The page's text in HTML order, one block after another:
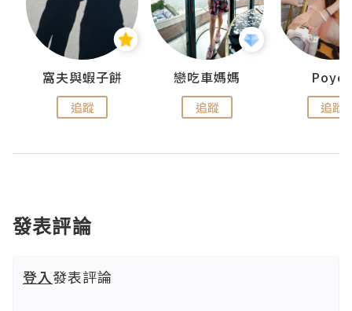
窩夫與蝦子餅
追蹤
戀吃車媽媽
追蹤 追蹤
發表評論
登入發表評論